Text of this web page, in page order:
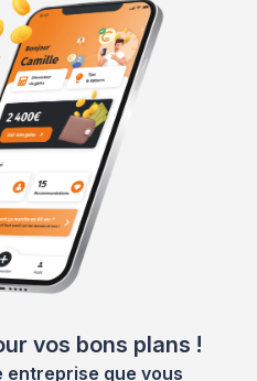
vos bons plans !
entreprise que vous